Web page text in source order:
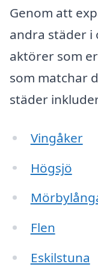
Genom att
andra städer i
aktörer som
som matchar
städer
Vingåker
Högsjö
Flen
Eskilstuna